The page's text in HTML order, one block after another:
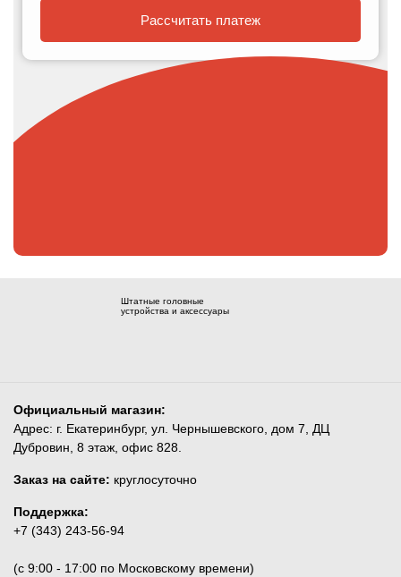
Рассчитать платеж
Штатные головные
устройства и аксессуары
Официальный магазин:
Адрес: г. Екатеринбург, ул. Чернышевского, дом 7, ДЦ
Дубровин, 8 этаж, офис 828.
Заказ на сайте: круглосуточно
Поддержка:
+7 (343) 243-56-94
(c 9:00 - 17:00 по Московскому времени)